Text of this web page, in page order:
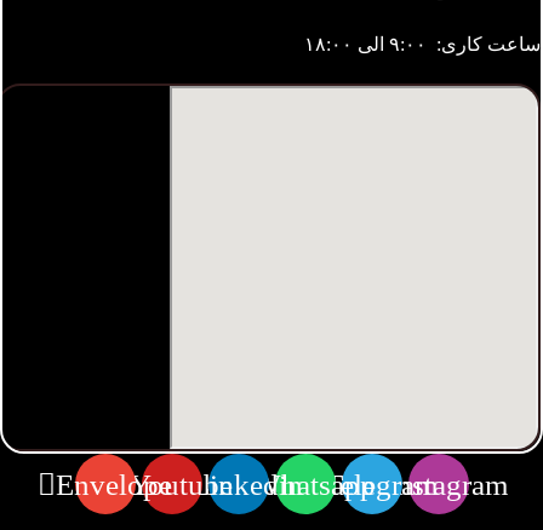
ساعت کاری: ۹:۰۰ الی ۱۸:۰۰
Instagram
Telegram
Whatsapp
Linkedin
Youtube
Envelope